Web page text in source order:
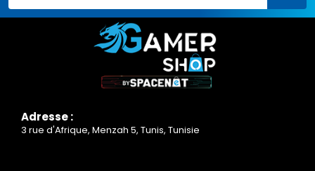
Adresse :
3 rue d'Afrique, Menzah 5, Tunis, Tunisie